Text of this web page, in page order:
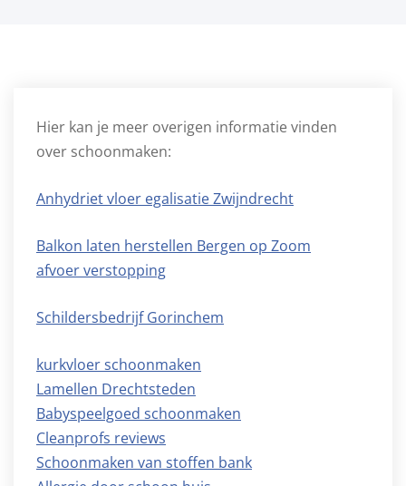
Hier kan je meer overigen informatie vinden
over schoonmaken:
Anhydriet vloer egalisatie Zwijndrecht
Balkon laten herstellen Bergen op Zoom
afvoer verstopping
Schildersbedrijf Gorinchem
kurkvloer schoonmaken
Lamellen Drechtsteden
Babyspeelgoed schoonmaken
Cleanprofs reviews
Schoonmaken van stoffen bank